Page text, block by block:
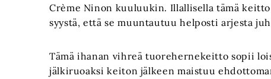
Crème Ninon kuuluukin. Illallisella tämä
syystä, että se muuntautuu helposti arjesta
Tämä ihanan vihreä tuorehernekeitto sopii
jälkiruoaksi keiton jälkeen maistuu